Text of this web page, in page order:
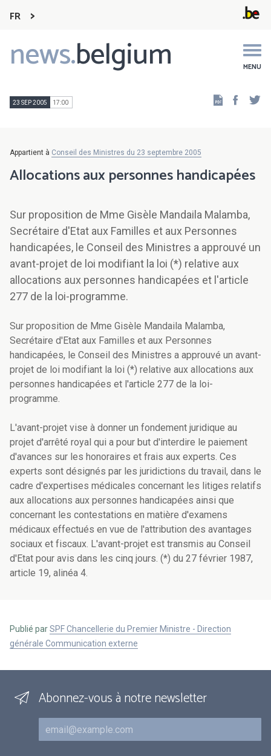
FR
news.belgium MENU
Main
navigation
23 SEP 2005 17:00
Appartient à Conseil des Ministres du 23 septembre 2005
Allocations aux personnes handicapées
Sur proposition de Mme Gisèle Mandaila Malamba,
Secrétaire d'Etat aux Familles et aux Personnes
handicapées, le Conseil des Ministres a approuvé un
avant-projet de loi modifiant la loi (*) relative aux
allocations aux personnes handicapées et l'article
277 de la loi-programme.
Sur proposition de Mme Gisèle Mandaila Malamba,
Secrétaire d'Etat aux Familles et aux Personnes
handicapées, le Conseil des Ministres a approuvé un avant-
projet de loi modifiant la loi (*) relative aux allocations aux
personnes handicapées et l'article 277 de la loi-
programme.
L'avant-projet vise à donner un fondement juridique au
projet d'arrêté royal qui a pour but d'interdire le paiement
d'avances sur les honoraires et frais aux experts. Ces
experts sont désignés par les juridictions du travail, dans le
cadre d'expertises médicales concernant les litiges relatifs
aux allocations aux personnes handicapées ainsi que
concernant les contestations en matière d'examens
médicaux effectués en vue de l'attribution des avantages
sociaux et fiscaux. L'avant-projet est transmis au Conseil
d'Etat pour avis dans les cinq jours. (*) du 27 février 1987,
article 19, alinéa 4.
Publié parSPF Chancellerie du Premier Ministre - Direction
générale Communication externe
Abonnez-vous à notre newsletter
Courriel